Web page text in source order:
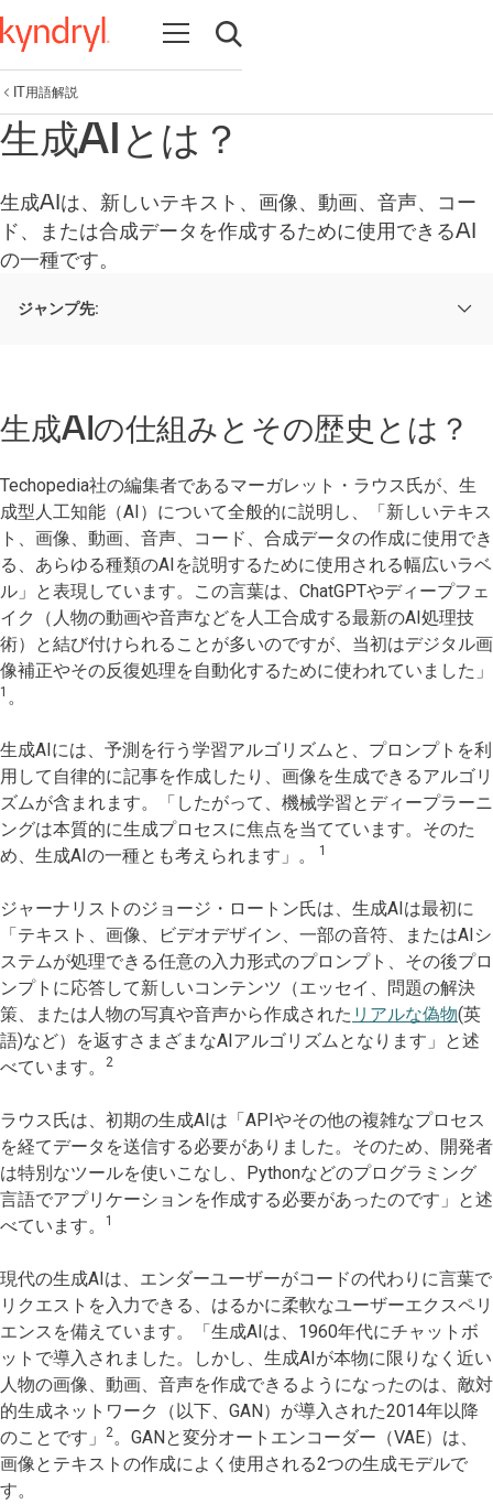
Open navigation
Open search
IT用語解説
生成AIとは？
生成AIは、新しいテキスト、画像、動画、音声、コー
ド、または合成データを作成するために使用できるAI
の一種です。
ジャンプ先:
生成AIの仕組みとその歴史とは？
Techopedia社の編集者であるマーガレット・ラウス氏が、生
成型人工知能（AI）について全般的に説明し、「新しいテキス
ト、画像、動画、音声、コード、合成データの作成に使用でき
る、あらゆる種類のAIを説明するために使用される幅広いラベ
ル」と表現しています。この言葉は、ChatGPTやディープフェ
イク（人物の動画や音声などを人工合成する最新のAI処理技
術）と結び付けられることが多いのですが、当初はデジタル画
像補正やその反復処理を自動化するために使われていました」
1 。
生成AIには、予測を行う学習アルゴリズムと、プロンプトを利
用して自律的に記事を作成したり、画像を生成できるアルゴリ
ズムが含まれます。「したがって、機械学習とディープラーニ
ングは本質的に生成プロセスに焦点を当てています。そのた
め、生成AIの一種とも考えられます」。
1
ジャーナリストのジョージ・ロートン氏は、生成AIは最初に
「テキスト、画像、ビデオデザイン、一部の音符、またはAIシ
ステムが処理できる任意の入力形式のプロンプト、その後プロ
ンプトに応答して新しいコンテンツ（エッセイ、問題の解決
策、または人物の写真や音声から作成された リアルな偽物(英
語)など）を返すさまざまなAIアルゴリズムとなります」と述
べています。
2
ラウス氏は、初期の生成AIは「APIやその他の複雑なプロセス
を経てデータを送信する必要がありました。そのため、開発者
は特別なツールを使いこなし、Pythonなどのプログラミング
言語でアプリケーションを作成する必要があったのです」と述
べています。
1
現代の生成AIは、エンダーユーザーがコードの代わりに言葉で
リクエストを入力できる、はるかに柔軟なユーザーエクスペリ
エンスを備えています。「生成AIは、1960年代にチャットボ
ットで導入されました。しかし、生成AIが本物に限りなく近い
人物の画像、動画、音声を作成できるようになったのは、敵対
的生成ネットワーク（以下、GAN）が導入された2014年以降
のことです」
2。GANと変分オートエンコーダー（VAE）は、
画像とテキストの作成によく使用される2つの生成モデルで
す。